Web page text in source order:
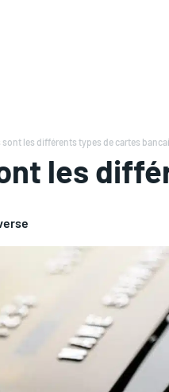
sont les différents types de cartes
les